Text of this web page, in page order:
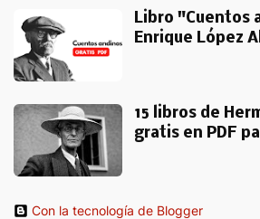
Libro "Cuentos
Enrique López
15 libros de
gratis en PDF
Con la tecnología de Blogger